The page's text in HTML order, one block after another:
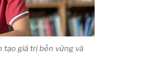
tạo giá trị bền vững và